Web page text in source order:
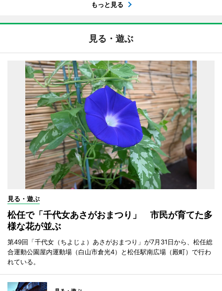
もっと見る
見る・遊ぶ
見る・遊ぶ
松任で「千代女あさがおまつり」 市民が育てた多
様な花が並ぶ
第49回「千代女（ちよじょ）あさがおまつり」が7月31日から、松任総
合運動公園屋内運動場（白山市倉光4）と松任駅南広場（殿町）で行わ
れている。